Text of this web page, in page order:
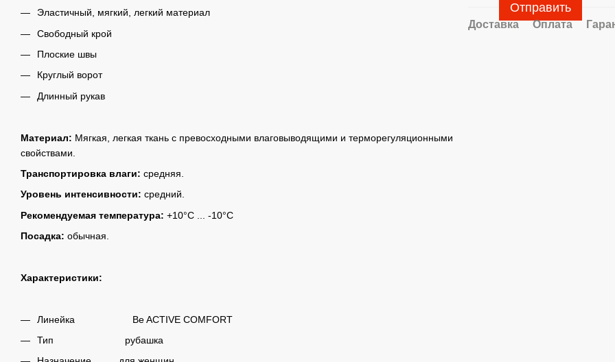
Эластичный, мягкий, легкий материал
Свободный крой
Плоские швы
Круглый ворот
Длинный рукав
Материал: Мягкая, легкая ткань с превосходными влаговыводящими и терморегуляционными
свойствами.
Транспортировка влаги: средняя.
Уровень интенсивности: средний.
Рекомендуемая температура: +10°С ... -10°C
Посадка: обычная.
Характеристики:
Линейка
Be ACTIVE COMFORT
Тип
рубашка
Отправить
Доставка Оплата